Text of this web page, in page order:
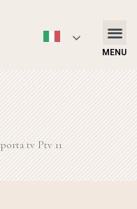
MENU
porta tv Ptv 11